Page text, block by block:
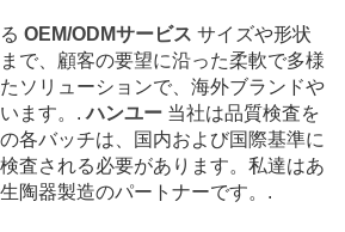
OEM/ODMサービス サイズや形状
で、顧客の要望に沿った柔軟で多様
ソリューションで、海外ブランドや
ます。.ハンユー 当社は品質検査を
各バッチは、国内および国際基準に
査される必要があります。私達はあ
陶器製造のパートナーです。.